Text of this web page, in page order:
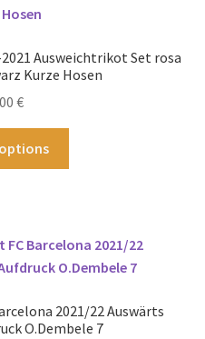
auf
gewählt
2021 Ausweichtrikot Set rosa
Kurze Hosen
€
auf.
Die
können
2021/22 Auswärts
O.Dembele 7